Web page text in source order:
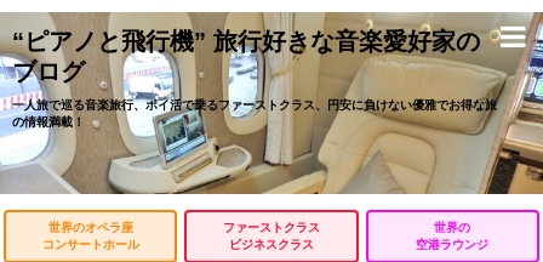
“ピアノと飛行機” 旅行好きな音楽愛好家の
ブログ
一人旅で巡る音楽旅行、ポイ活で乗るファーストクラス、円安に負けない優雅でお得な旅
の情報満載！
世界のオペラ座
コンサートホール
ファーストクラス
ビジネスクラス
世界の
空港ラウンジ